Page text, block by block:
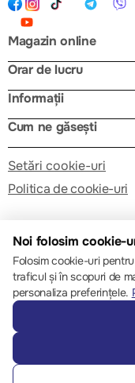
Magazin online
Orar de lucru
Informații
Cum ne găsești
Setări cookie-uri
Politica de cookie-uri
Noi folosim cookie-
Folosim cookie-uri
traficul și în scopuri de
personaliza preferințele.